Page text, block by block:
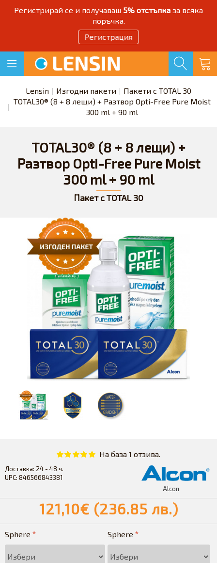
Регистрирай се и получаваш 5% отстъпка за всяка
поръчка.
Регистрация
Lensin Изгодни пакети
Пакети с TOTAL 30
TOTAL30® (8 + 8 лещи) + Разтвор Opti-Free Pure Moist
300 ml + 90 ml
TOTAL30® (8 + 8 лещи) +
Разтвор Opti-Free Pure Moist
300 ml + 90 ml
Пакет с TOTAL 30
Доставка: 24 - 48 ч.
UPC: 846566843381
Alcon
На база 1 отзива.
121,10€ (236.85 лв.)
Sphere Sphere